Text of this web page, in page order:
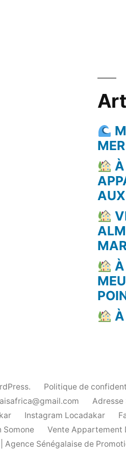
À
À
À
Politique de
Adresse
Instagram Locadakar
Somone Vente Appartement
Agence Sénégalaise de